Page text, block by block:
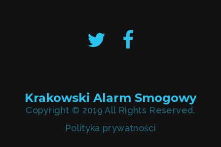
Krakowski Alarm Smogowy
Copyright © 2019 All Rights Reserved.
Polityka prywatności